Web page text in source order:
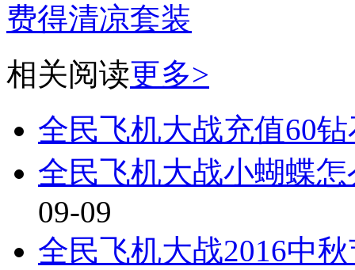
费得清凉套装
相关阅读更多>
全民飞机大战充值60
全民飞机大战小蝴蝶
09-09
全民飞机大战2016中